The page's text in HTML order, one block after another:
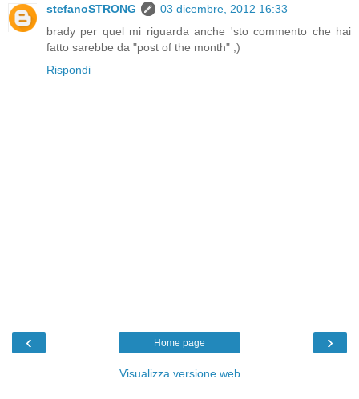
stefanoSTRONG
03 dicembre, 2012 16:33
brady per quel mi riguarda anche 'sto commento che hai
fatto sarebbe da "post of the month" ;)
Rispondi
‹ ›
Home page
Visualizza versione web